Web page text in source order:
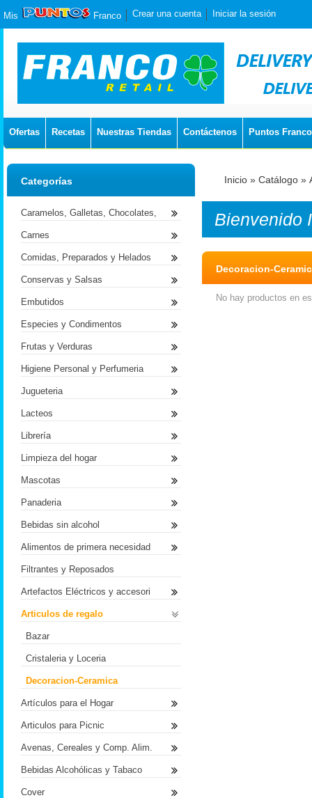
Mis Franco Crear una cuenta Iniciar la sesión
Ofertas Recetas Nuestras Tiendas Contáctenos Puntos Franco
Inicio » Catálogo »
Bienvenido
Decoracion-
No hay productos en
Categorías
Caramelos, Galletas, Chocolates,
Carnes
Comidas, Preparados y Helados
Conservas y Salsas
Embutidos
Especies y Condimentos
Frutas y Verduras
Higiene Personal y Perfumeria
Jugueteria
Lacteos
Librería
Limpieza del hogar
Mascotas
Panaderia
Bebidas sin alcohol
Alimentos de primera necesidad
Filtrantes y Reposados
Artefactos Eléctricos y accesori
Articulos de regalo
Bazar
Cristaleria y Loceria
Decoracion-Ceramica
Artículos para el Hogar
Articulos para Picnic
Avenas, Cereales y Comp. Alim.
Bebidas Alcohólicas y Tabaco
Cover